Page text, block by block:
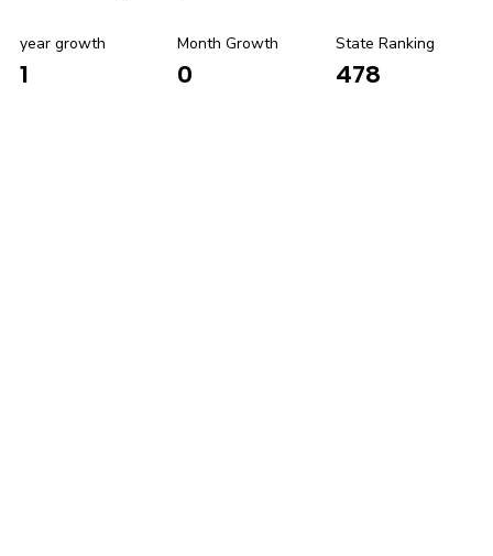
year growth
1
Month Growth
0
State Ranking
478